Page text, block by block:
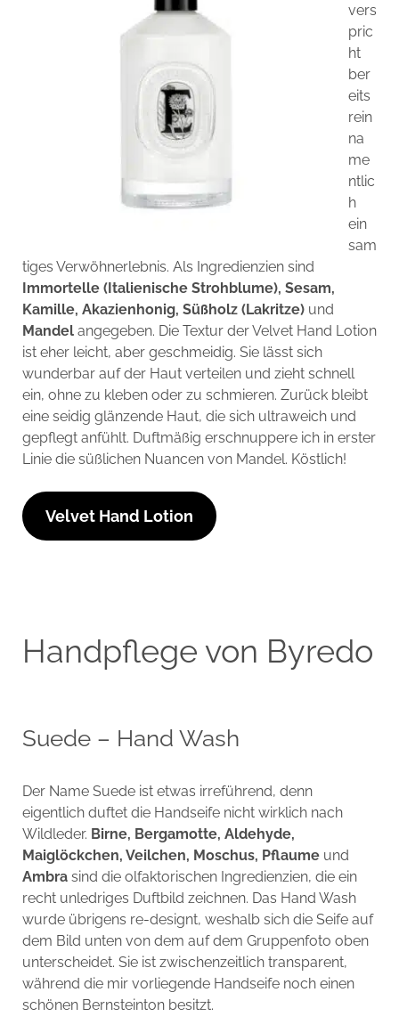
vers
pric
ht
ber
eits
rein
na
me
ntlic
h
ein
sam
tiges Verwöhnerlebnis. Als Ingredienzien sind
Immortelle (Italienische Strohblume), Sesam,
Kamille, Akazienhonig, Süßholz (Lakritze)und
Mandel angegeben. Die Textur der Velvet Hand Lotion
ist eher leicht, aber geschmeidig. Sie lässt sich
wunderbar auf der Haut verteilen und zieht schnell
ein, ohne zu kleben oder zu schmieren. Zurück bleibt
eine seidig glänzende Haut, die sich ultraweich und
gepflegt anfühlt. Duftmäßig erschnuppere ich in erster
Linie die süßlichen Nuancen von Mandel. Köstlich!
Velvet Hand Lotion
Handpflege von Byredo
Suede – Hand Wash
Der Name Suede ist etwas irreführend, denn
eigentlich duftet die Handseife nicht wirklich nach
Wildleder. Birne, Bergamotte, Aldehyde,
Maiglöckchen, Veilchen, Moschus, Pflaumeund
Ambrasind die olfaktorischen Ingredienzien, die ein
recht unledriges Duftbild zeichnen. Das Hand Wash
wurde übrigens re-designt, weshalb sich die Seife auf
dem Bild unten von dem auf dem Gruppenfoto oben
unterscheidet. Sie ist zwischenzeitlich transparent,
während die mir vorliegende Handseife noch einen
schönen Bernsteinton besitzt.